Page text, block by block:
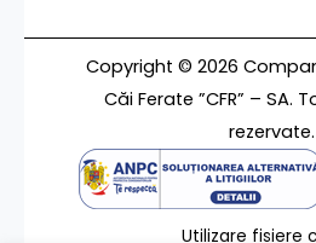
Copyright © 2026
Căi Ferate ”CFR” – SA.
rezervate.
Utilizare fișiere